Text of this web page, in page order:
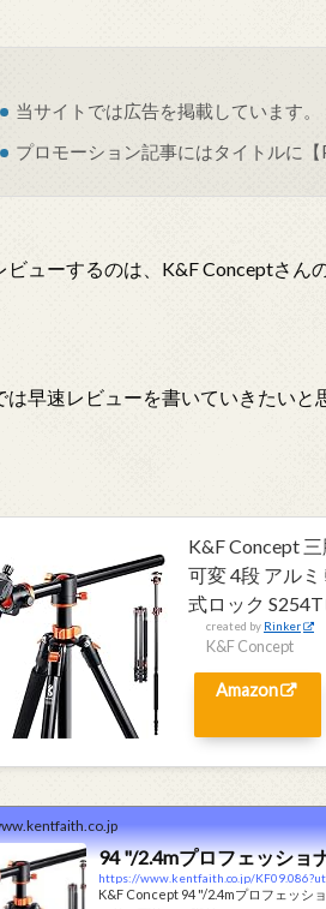
当サイトでは広告を掲載しています。
プロモーション記事にはタイトルに【
ビューするのは、K&F Conceptさん
は早速レビューを書いていきたいと
K&F Concept
可変 4段 アル
式ロック S254T
created by Rinker
K&F Concept
Amazon
94 "/2.4mプロフェッショ
K&F Concept 94 "/2.4mプロフェッシ